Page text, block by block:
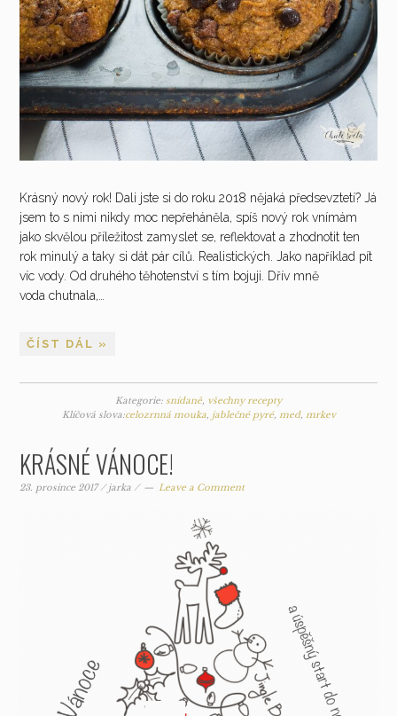
Krásný nový rok! Dali jste si do roku 2018 nějaká předsevztetí? Já
jsem to s nimi nikdy moc nepřeháněla, spíš nový rok vnímám
jako skvělou příležitost zamyslet se, reflektovat a zhodnotit ten
rok minulý a taky si dát pár cílů. Realistických. Jako například pít
víc vody. Od druhého těhotenství s tím bojuji. Dřív mně
voda chutnala,…
ČÍST DÁL »
Kategorie: snídaně, všechny recepty
Klíčová slova:celozrnná mouka, jablečné pyré, med, mrkev
KRÁSNÉ VÁNOCE!
23. prosince 2017/jarka / Leave a Comment